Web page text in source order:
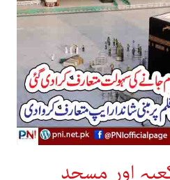
اور مسجد